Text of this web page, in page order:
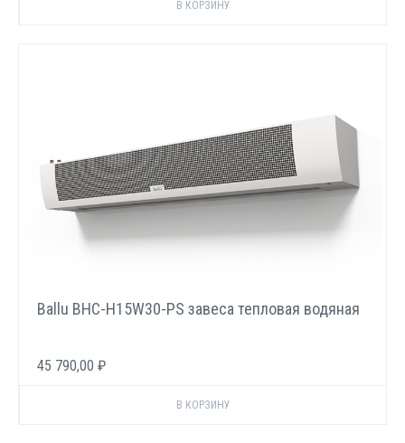
Ballu BHC-H15W30-PS завеса тепловая водяная
45 790,00 ₽